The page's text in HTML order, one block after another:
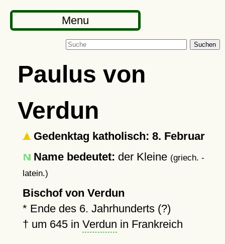
Menu
Suchen
Paulus von
Verdun
Gedenktag katholisch: 8. Februar
Name bedeutet: der Kleine (griech. -
latein.)
Bischof von Verdun
* Ende des 6. Jahrhunderts (?)
† um 645in Verdun in Frankreich